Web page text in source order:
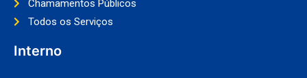
Chamamentos Públicos
Todos os Serviços
Interno